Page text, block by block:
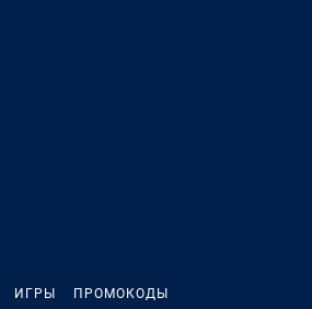
ИГРЫ ПРОМОКОДЫ